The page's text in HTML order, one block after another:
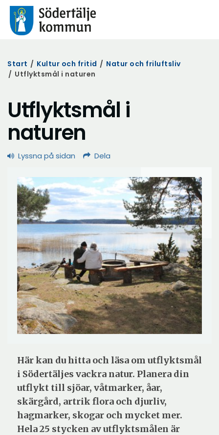
Start / Kultur och fritid / Natur och friluftsliv
/ Utflyktsmål i naturen
Utflyktsmål i
naturen
Lyssna på sidan Dela
Här kan du hitta och läsa om utflyktsmål
i Södertäljes vackra natur. Planera din
utflykt till sjöar, våtmarker, åar,
skärgård, artrik flora och djurliv,
hagmarker, skogar och mycket mer.
Hela 25 stycken av utflyktsmålen är